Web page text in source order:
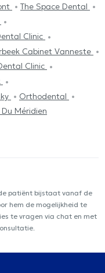
The Space Dental
Clinic
Cabinet Vanneste
Clinic
Orthodental
Méridien
patiënt bijstaat vanaf de
hem de mogelijkheid te
te vragen via chat en met